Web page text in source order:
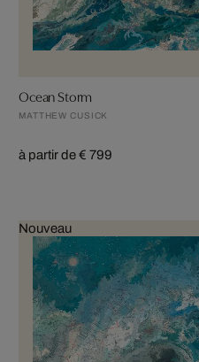
Ocean Storm
MATTHEW CUSICK
à partir de € 799
Nouveau